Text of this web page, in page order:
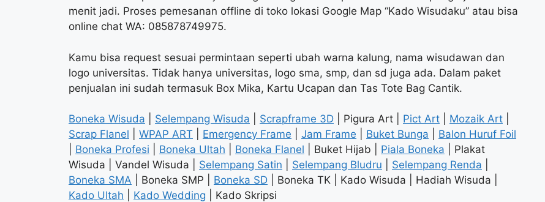
menit jadi. Proses pemesanan offline di toko lokasi Google Map “Kado Wisudaku” atau bisa
online chat WA: 085878749975.
Kamu bisa request sesuai permintaan seperti ubah warna kalung, nama wisudawan dan
logo universitas. Tidak hanya universitas, logo sma, smp, dan sd juga ada. Dalam paket
penjualan ini sudah termasuk Box Mika, Kartu Ucapan dan Tas Tote Bag Cantik.
Boneka Wisuda Selempang Wisuda Scrapframe 3D | Pigura Art | Pict Art Mozaik Art
Scrap Flanel
WPAP ART Emergency Frame Jam Frame Buket Bunga
Balon Huruf Foil
Boneka Profesi Boneka Ultah Boneka Flanel | Buket Hijab | Piala Boneka | Plakat
Wisuda | Vandel Wisuda | Selempang Satin Selempang Bludru Selempang Renda
Boneka SMA | Boneka SMP | Boneka SD | Boneka TK | Kado Wisuda | Hadiah Wisuda |
Kado Ultah
Kado Wedding | Kado Skripsi